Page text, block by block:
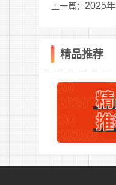
小数点后
六、福
1.待遇
2.本
七、
根据考
上一篇： 2025
精品推荐